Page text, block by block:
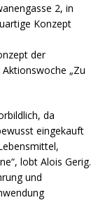
2, in
Konzept
der
„Zu
da
eingekauft
lobt Alois Gerig.
und